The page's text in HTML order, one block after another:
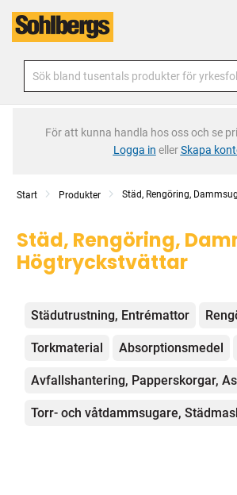
För att kunna handla hos oss och se
Logga in ellerSkapa
Start Produkter Städ, Rengöring,
Städ, Rengöring,
Högtryckstvättar
Kategorier
Städutrustning, Entrémattor
Torkmaterial Absorptionsmedel
Avfallshantering, Papperskorgar,
Torr- och våtdammsugare,